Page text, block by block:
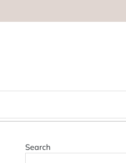
Search